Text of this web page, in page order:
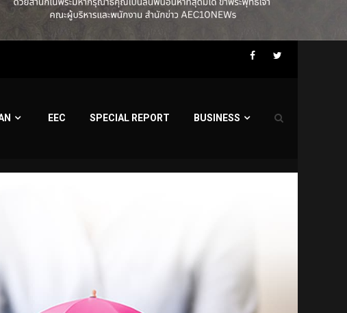
Facebook
Twitter
EEC SPECIAL REPORT BUSINESS